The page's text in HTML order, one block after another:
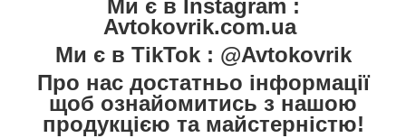
Ми є в Instagram :
Avtokovrik.com.ua
Ми є в TikTok : @Avtokovrik
Про нас достатньо інформації
щоб ознайомитись з нашою
продукцією та майстерністю!